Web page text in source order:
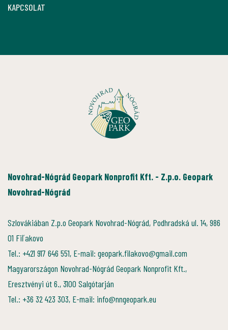
KAPCSOLAT
Novohrad-Nógrád Geopark Nonprofit Kft. - Z.p.o. Geopark
Novohrad-Nógrád
Szlovákiában Z.p.o Geopark Novohrad-Nógrád, Podhradská ul. 14, 986
01 Fiľakovo
Tel.: +421 917 646 551, E-mail: geopark.filakovo@gmail.com
Magyarországon Novohrad-Nógrád Geopark Nonprofit Kft.,
Eresztvényi út 6., 3100 Salgótarján
Tel.: +36 32 423 303, E-mail: info@nngeopark.eu